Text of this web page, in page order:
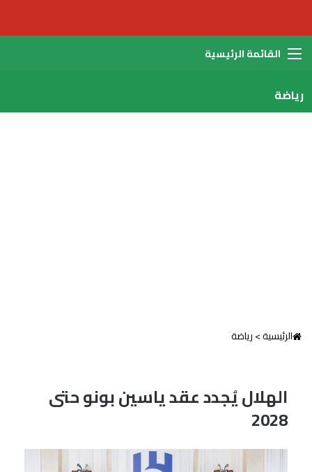
القائمة
رياضة
الرئيسية>رياضة
الهلال يُجدد عقد ياسين بونو حتى
2028